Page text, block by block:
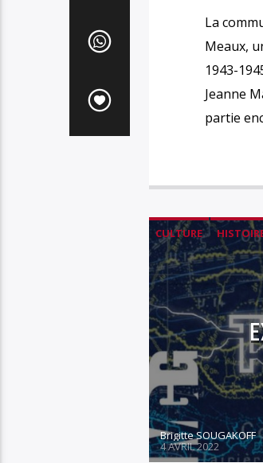
La
Meaux,
1943-
Jeanne
partie
CULTURE
Brigitte SOUGAKOFF
4 AVRIL 2022